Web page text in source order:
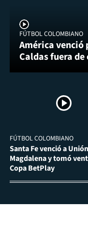
FÚTBOL COLOMBIANO
América venció
Caldas fuera de
FÚTBOL COLOMBIANO
Santa Fe venció a Unión
Magdalena y tomó
Copa BetPlay